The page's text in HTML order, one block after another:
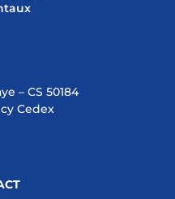
– CS 50184
Cedex